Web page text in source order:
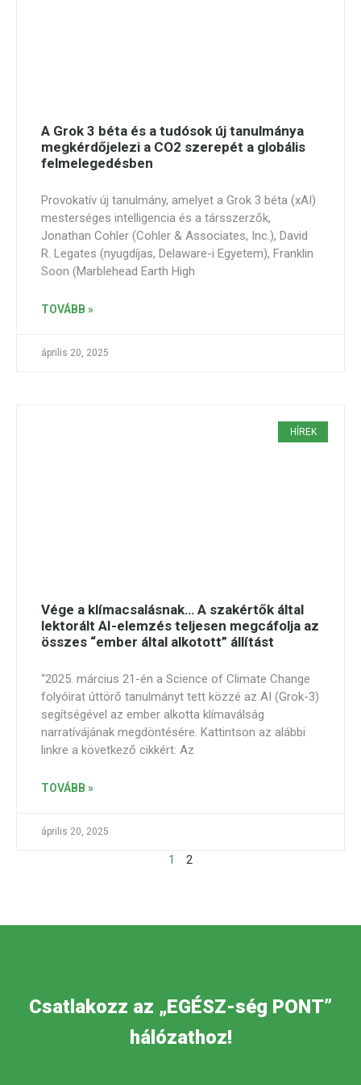
A Grok 3 béta és a tudósok új tanulmánya
megkérdőjelezi a CO2 szerepét a globális
felmelegedésben
Provokatív új tanulmány, amelyet a Grok 3 béta (xAI)
mesterséges intelligencia és a társszerzők,
Jonathan Cohler (Cohler & Associates, Inc.), David
R. Legates (nyugdíjas, Delaware-i Egyetem), Franklin
Soon (Marblehead Earth High
TOVÁBB »
április 20, 2025
HÍREK
Vége a klímacsalásnak… A szakértők által
lektorált AI-elemzés teljesen megcáfolja az
összes “ember által alkotott” állítást
“2025. március 21-én a Science of Climate Change
folyóirat úttörő tanulmányt tett közzé az AI (Grok-3)
segítségével az ember alkotta klímaválság
narratívájának megdöntésére. Kattintson az alábbi
linkre a következő cikkért: Az
TOVÁBB »
április 20, 2025
1 2
Csatlakozz az „EGÉSZ-ség PONT”
hálózathoz!